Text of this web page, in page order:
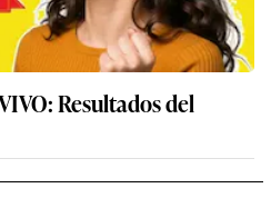
Resultados del